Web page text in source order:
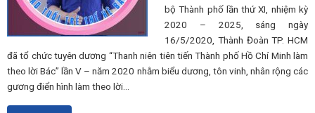
bộ Thành phố lần thứ XI, nhiệm kỳ
2020 – 2025, sáng ngày
16/5/2020, Thành Đoàn TP. HCM
đã tổ chức tuyên dương “Thanh niên tiên tiến Thành phố Hồ Chí Minh làm
theo lời Bác” lần V – năm 2020 nhằm biểu dương, tôn vinh, nhân rộng các
gương điển hình làm theo lời…